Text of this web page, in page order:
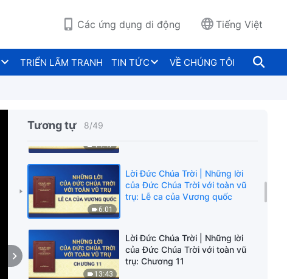
Các ứng dụng di động Tiếng Việt
TRIỂN LÃM TRANH TIN TỨC VỀ CHÚNG TÔI
Tương tự 8/49
của Đức Chúa Trời với toàn vũ
trụ: Chương 9
14:47
6:01
Lời Đức Chúa Trời | Những lời
của Đức Chúa Trời với toàn vũ
trụ: Lễ ca của Vương quốc
13:43
Lời Đức Chúa Trời | Những lời
của Đức Chúa Trời với toàn vũ
trụ: Chương 11